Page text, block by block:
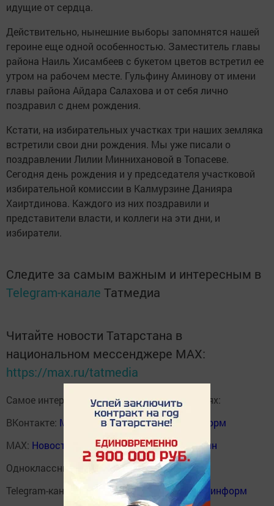
идущие от сердца.
Действительно, нынешние выборы запомнятся нашей
героине еще одной особенностью. Заместитель главы
района Наиль Хисамбеев с букетом цветов встретил ее
утром на рабочем месте. Гульфину Аминову от имени
главы района Айдара Салахова и от себя лично
поздравил с днем рождения.
Кстати, на избирательных участках три наших земляка
встретили свои дни рождения. Мы уже писали о
поздравлении Лилии Миннихановой в Топасеве.
Сегодня день рождения и у председателя участковой
избирательной комиссии в Калмурзине Данияра
Хаиртдинова. Каждого из них поздравили и
представители власти, и коллеги на эти дни, и
избиратели.
Следите за самым важным и интересным в
Telegram-канале Татмедиа
Читайте новости Татарстана в
национальном мессенджере MАХ:
https://max.ru/tatmedia
Самое интересное в наших социальных сетях:
ВКонтакте: Мензелинск news - Мензеля-информ
MAX: Новости Мензелинска - Мензеля онлайн
Одноклассники:
ok.ru/menzelinsk
Telegram-канал: Мензелинск news - Мензеля-информ